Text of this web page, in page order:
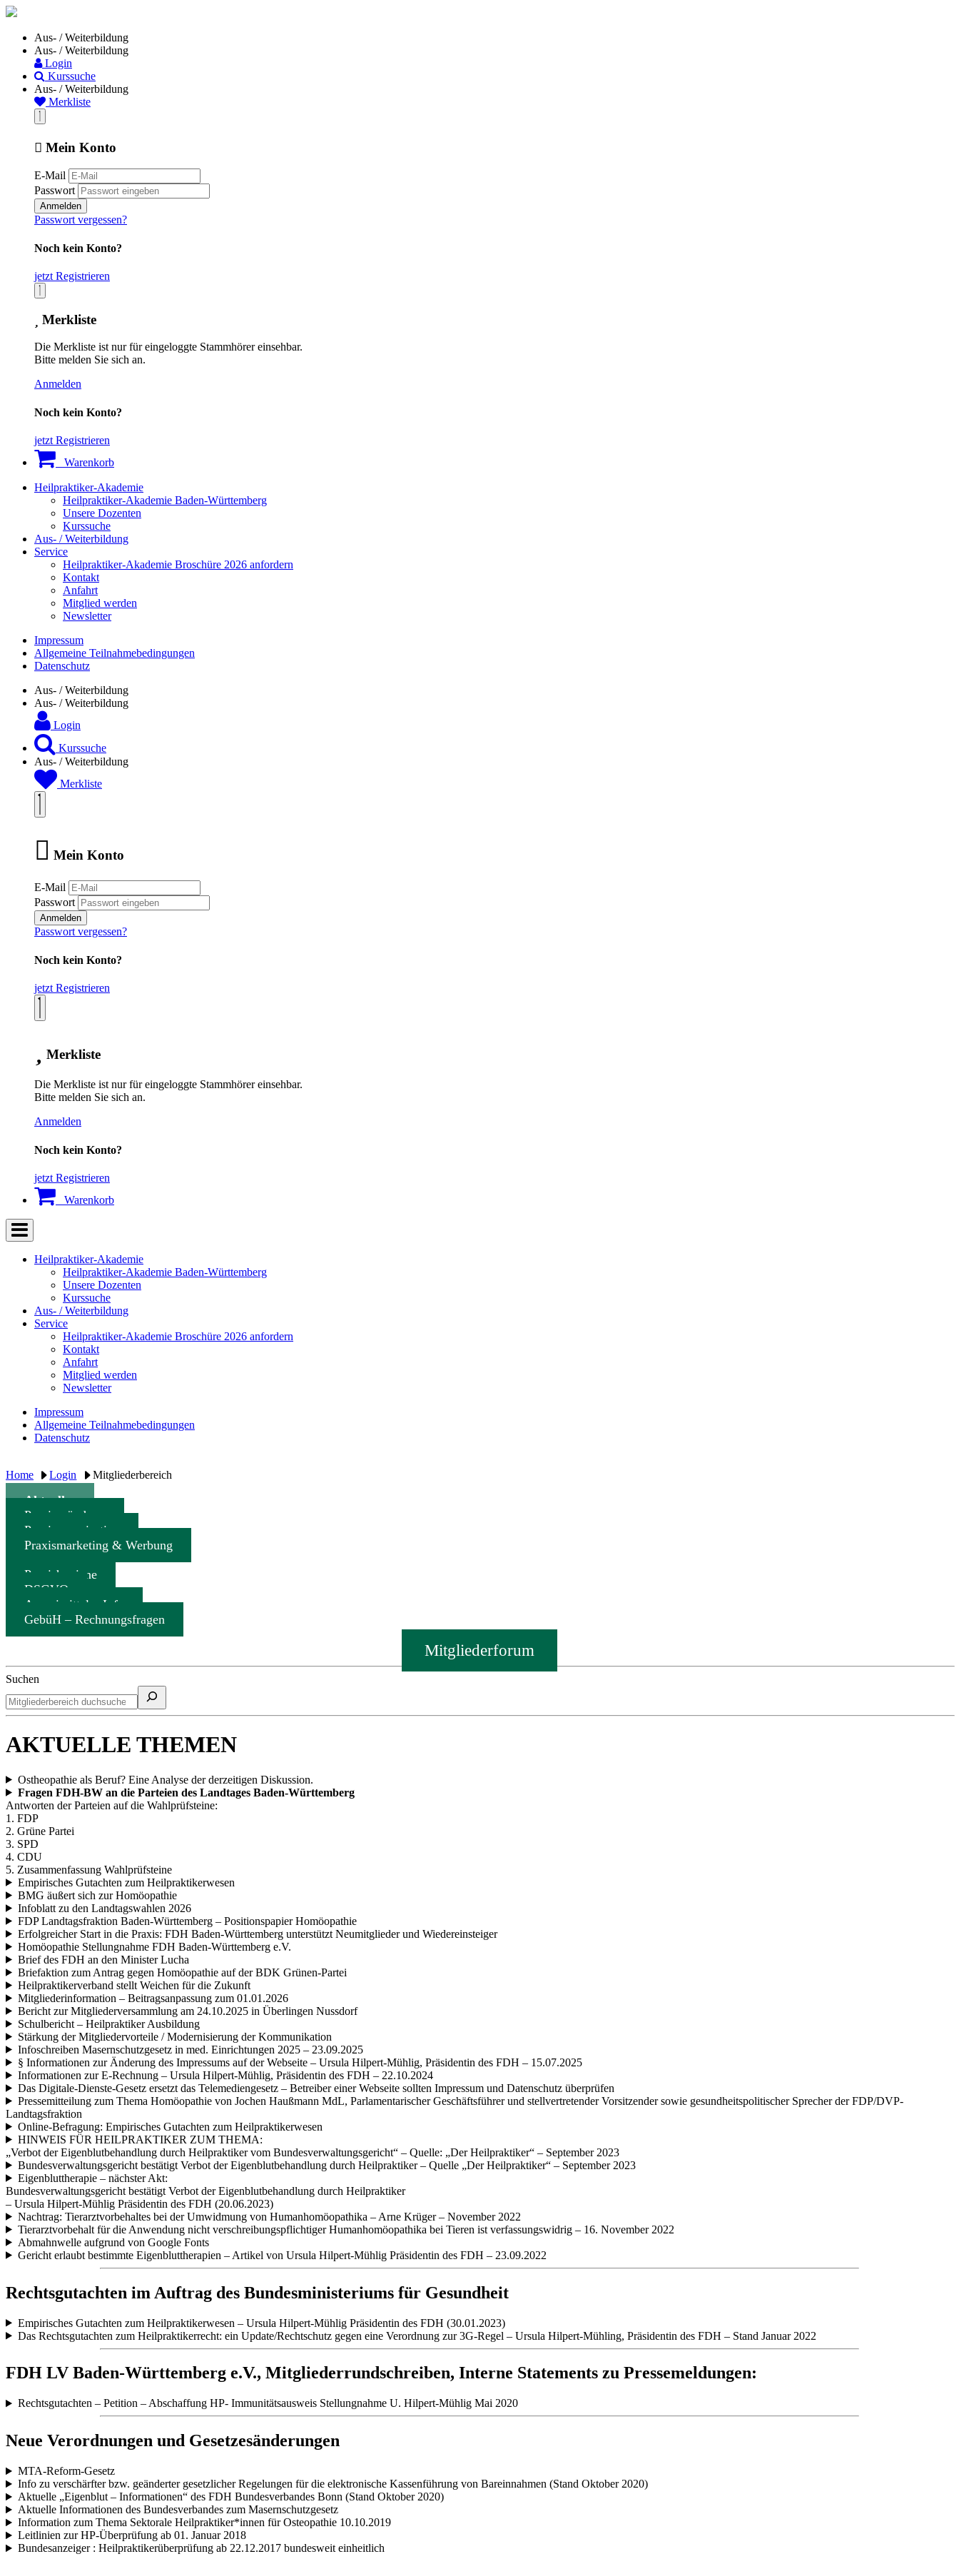
Aus- / Weiterbildung
Aus- / Weiterbildung
Login
Kurssuche
Aus- / Weiterbildung
Merkliste
Mein Konto
E-Mail
Passwort
Anmelden
Passwort vergessen?
Noch kein Konto?
jetzt Registrieren
Merkliste
Die Merkliste ist nur für eingeloggte Stammhörer einsehbar.
Bitte melden Sie sich an.
Anmelden
Noch kein Konto?
jetzt Registrieren
Warenkorb
Heilpraktiker-Akademie
Heilpraktiker-Akademie Baden-Württemberg
Unsere Dozenten
Kurssuche
Aus- / Weiterbildung
Service
Heilpraktiker-Akademie Broschüre 2026 anfordern
Kontakt
Anfahrt
Mitglied werden
Newsletter
Impressum
Allgemeine Teilnahmebedingungen
Datenschutz
Aus- / Weiterbildung
Aus- / Weiterbildung
Login
Kurssuche
Aus- / Weiterbildung
Merkliste
Mein Konto
E-Mail
Passwort
Anmelden
Passwort vergessen?
Noch kein Konto?
jetzt Registrieren
Merkliste
Die Merkliste ist nur für eingeloggte Stammhörer einsehbar.
Bitte melden Sie sich an.
Anmelden
Noch kein Konto?
jetzt Registrieren
Warenkorb
Heilpraktiker-Akademie
Heilpraktiker-Akademie Baden-Württemberg
Unsere Dozenten
Kurssuche
Aus- / Weiterbildung
Service
Heilpraktiker-Akademie Broschüre 2026 anfordern
Kontakt
Anfahrt
Mitglied werden
Newsletter
Impressum
Allgemeine Teilnahmebedingungen
Datenschutz
Home Login Mitgliederbereich
Aktuelles
Praxisgründung
Praxisorganisation
Praxismarketing & Werbung
Praxishygiene
DSGVO
Arzneimittel – Info
GebüH – Rechnungsfragen
Mitgliederforum
Suchen
AKTUELLE THEMEN
Ostheopathie als Beruf? Eine Analyse der derzeitigen Diskussion.
Fragen FDH-BW an die Parteien des Landtages Baden-Württemberg
Antworten der Parteien auf die Wahlprüfsteine:
1. FDP
2. Grüne Partei
3. SPD
4. CDU
5. Zusammenfassung Wahlprüfsteine
Empirisches Gutachten zum Heilpraktikerwesen
BMG äußert sich zur Homöopathie
Infoblatt zu den Landtagswahlen 2026
FDP Landtagsfraktion Baden-Württemberg – Positionspapier Homöopathie
Erfolgreicher Start in die Praxis: FDH Baden-Württemberg unterstützt Neumitglieder und Wiedereinsteiger
Homöopathie Stellungnahme FDH Baden-Württemberg e.V.
Brief des FDH an den Minister Lucha
Briefaktion zum Antrag gegen Homöopathie auf der BDK Grünen-Partei
Heilpraktikerverband stellt Weichen für die Zukunft
Mitgliederinformation – Beitragsanpassung zum 01.01.2026
Bericht zur Mitgliederversammlung am 24.10.2025 in Überlingen Nussdorf
Schulbericht – Heilpraktiker Ausbildung
Stärkung der Mitgliedervorteile / Modernisierung der Kommunikation
Infoschreiben Masernschutzgesetz in med. Einrichtungen 2025 – 23.09.2025
§ Informationen zur Änderung des Impressums auf der Webseite – Ursula Hilpert-Mühlig, Präsidentin des FDH – 15.07.2025
Informationen zur E-Rechnung – Ursula Hilpert-Mühlig, Präsidentin des FDH – 22.10.2024
Das Digitale-Dienste-Gesetz ersetzt das Telemediengesetz – Betreiber einer Webseite sollten Impressum und Datenschutz überprüfen
Pressemitteilung zum Thema Homöopathie von Jochen Haußmann MdL, Parlamentarischer Geschäftsführer und stellvertretender Vorsitzender sowie gesundheitspolitischer Sprecher der FDP/DVP-
Landtagsfraktion
Online-Befragung: Empirisches Gutachten zum Heilpraktikerwesen
HINWEIS FÜR HEILPRAKTIKER ZUM THEMA:
„Verbot der Eigenblutbehandlung durch Heilpraktiker vom Bundesverwaltungsgericht“ – Quelle: „Der Heilpraktiker“ – September 2023
Bundesverwaltungsgericht bestätigt Verbot der Eigenblutbehandlung durch Heilpraktiker – Quelle „Der Heilpraktiker“ – September 2023
Eigenbluttherapie – nächster Akt:
Bundesverwaltungsgericht bestätigt Verbot der Eigenblutbehandlung durch Heilpraktiker
– Ursula Hilpert-Mühlig Präsidentin des FDH (20.06.2023)
Nachtrag: Tierarztvorbehaltes bei der Umwidmung von Humanhomöopathika – Arne Krüger – November 2022
Tierarztvorbehalt für die Anwendung nicht verschreibungspflichtiger Humanhomöopathika bei Tieren ist verfassungswidrig – 16. November 2022
Abmahnwelle aufgrund von Google Fonts
Gericht erlaubt bestimmte Eigenbluttherapien – Artikel von Ursula Hilpert-Mühlig Präsidentin des FDH – 23.09.2022
Rechtsgutachten im Auftrag des Bundesministeriums für Gesundheit
Empirisches Gutachten zum Heilpraktikerwesen – Ursula Hilpert-Mühlig Präsidentin des FDH (30.01.2023)
Das Rechtsgutachten zum Heilpraktikerrecht: ein Update/Rechtschutz gegen eine Verordnung zur 3G-Regel – Ursula Hilpert-Mühling, Präsidentin des FDH – Stand Januar 2022
FDH LV Baden-Württemberg e.V., Mitgliederrundschreiben, Interne Statements zu Pressemeldungen:
Rechtsgutachten – Petition – Abschaffung HP- Immunitätsausweis Stellungnahme U. Hilpert-Mühlig Mai 2020
Neue Verordnungen und Gesetzesänderungen
MTA-Reform-Gesetz
Info zu verschärfter bzw. geänderter gesetzlicher Regelungen für die elektronische Kassenführung von Bareinnahmen (Stand Oktober 2020)
Aktuelle „Eigenblut – Informationen“ des FDH Bundesverbandes Bonn (Stand Oktober 2020)
Aktuelle Informationen des Bundesverbandes zum Masernschutzgesetz
Information zum Thema Sektorale Heilpraktiker*innen für Osteopathie 10.10.2019
Leitlinien zur HP-Überprüfung ab 01. Januar 2018
Bundesanzeiger : Heilpraktikerüberprüfung ab 22.12.2017 bundesweit einheitlich